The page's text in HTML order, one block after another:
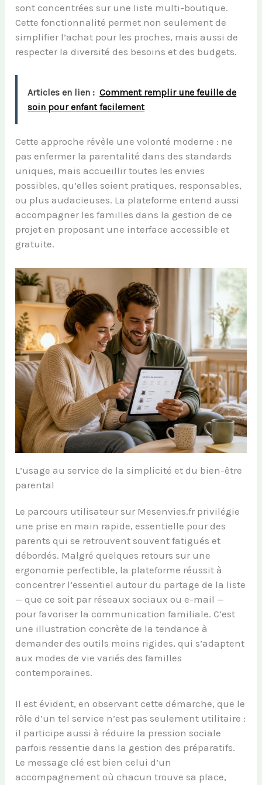
sont concentrées sur une liste multi-boutique.
Cette fonctionnalité permet non seulement de
simplifier l’achat pour les proches, mais aussi de
respecter la diversité des besoins et des budgets.
Articles en lien : Comment remplir une feuille de
soin pour enfant facilement
Cette approche révèle une volonté moderne : ne
pas enfermer la parentalité dans des standards
uniques, mais accueillir toutes les envies
possibles, qu’elles soient pratiques, responsables,
ou plus audacieuses. La plateforme entend aussi
accompagner les familles dans la gestion de ce
projet en proposant une interface accessible et
gratuite.
L’usage au service de la simplicité et du bien-être
parental
Le parcours utilisateur sur Mesenvies.fr privilégie
une prise en main rapide, essentielle pour des
parents qui se retrouvent souvent fatigués et
débordés. Malgré quelques retours sur une
ergonomie perfectible, la plateforme réussit à
concentrer l’essentiel autour du partage de la liste
— que ce soit par réseaux sociaux ou e-mail —
pour favoriser la communication familiale. C’est
une illustration concrète de la tendance à
demander des outils moins rigides, qui s’adaptent
aux modes de vie variés des familles
contemporaines.
Il est évident, en observant cette démarche, que le
rôle d’un tel service n’est pas seulement utilitaire :
il participe aussi à réduire la pression sociale
parfois ressentie dans la gestion des préparatifs.
Le message clé est bien celui d’un
accompagnement où chacun trouve sa place,